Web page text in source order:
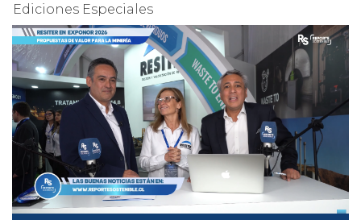
Ediciones Especiales